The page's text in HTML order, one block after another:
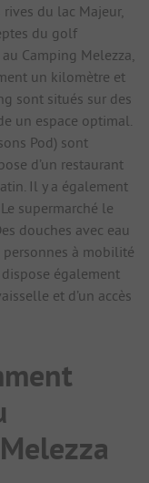
du lac Majeur,
du golf
Camping Melezza,
un kilomètre et
sont situés sur des
un espace optimal.
Pod) sont
d’un restaurant
Il y a également
supermarché le
douches avec eau
à mobilité
également
et d’un accès